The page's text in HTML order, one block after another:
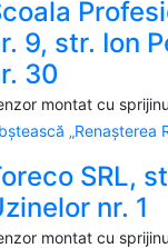
9, str. Ion
30
montat cu
„Renașterea
SRL,
nr. 1
montat cu